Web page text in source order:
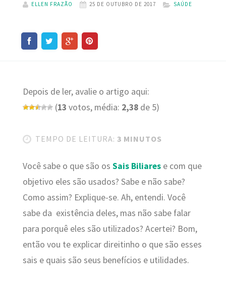
ELLEN FRAZÃO 25 DE OUTUBRO DE 2017 SAÚDE
Depois de ler, avalie o artigo aqui:
(13 votos, média: 2,38de 5)
TEMPO DE LEITURA: 3 MINUTOS
Você sabe o que são os Sais Biliarese com que
objetivo eles são usados? Sabe e não sabe?
Como assim? Explique-se. Ah, entendi. Você
sabe da existência deles, mas não sabe falar
para porquê eles são utilizados? Acertei? Bom,
então vou te explicar direitinho o que são esses
sais e quais são seus benefícios e utilidades.